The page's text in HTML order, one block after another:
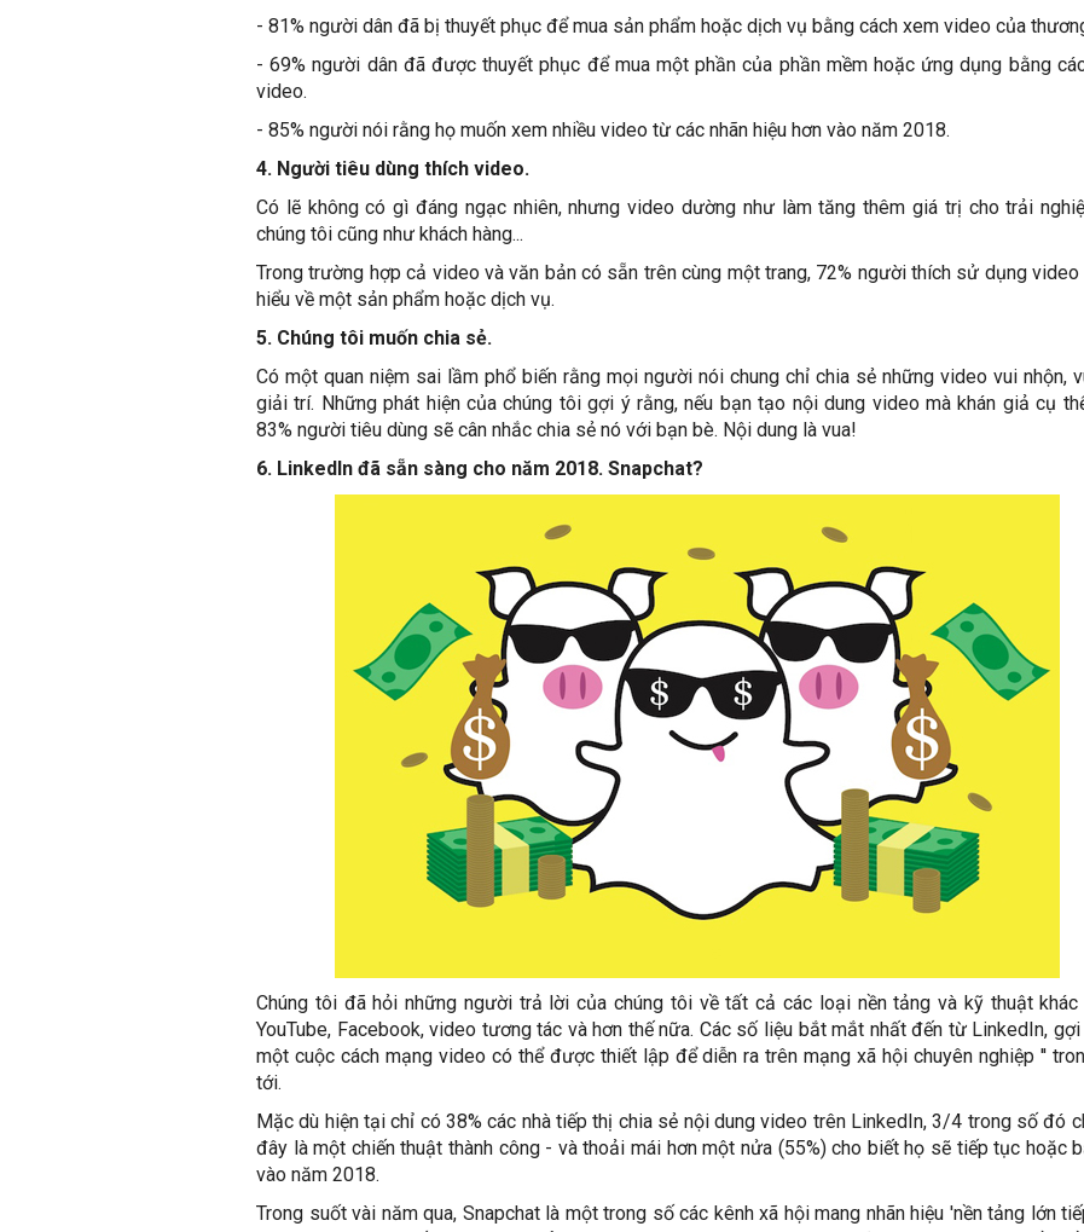
- 81% người dân đã bị thuyết phục để mua sản phẩm hoặc dịch vụ bằng cách xem video của
- 69% người dân đã được thuyết phục để mua một phần của phần mềm hoặc ứng dụng bằng
video.
- 85% người nói rằng họ muốn xem nhiều video từ các nhãn hiệu hơn vào năm 2018.
4. Người tiêu dùng thích video.
Có lẽ không có gì đáng ngạc nhiên, nhưng video dường như làm tăng thêm giá trị cho trải
chúng tôi cũng như khách hàng...
Trong trường hợp cả video và văn bản có sẵn trên cùng một trang, 72% người thích sử dụng
hiểu về một sản phẩm hoặc dịch vụ.
5. Chúng tôi muốn chia sẻ.
Có một quan niệm sai lầm phổ biến rằng mọi người nói chung chỉ chia sẻ những video vui nhộn,
giải trí. Những phát hiện của chúng tôi gợi ý rằng, nếu bạn tạo nội dung video mà khán giả cụ
83% người tiêu dùng sẽ cân nhắc chia sẻ nó với bạn bè. Nội dung là vua!
6. LinkedIn đã sẵn sàng cho năm 2018. Snapchat?
Chúng tôi đã hỏi những người trả lời của chúng tôi về tất cả các loại nền tảng và kỹ thuật khác
YouTube, Facebook, video tương tác và hơn thế nữa. Các số liệu bắt mắt nhất đến từ LinkedIn,
một cuộc cách mạng video có thể được thiết lập để diễn ra trên mạng xã hội chuyên nghiệp ''
tới.
Mặc dù hiện tại chỉ có 38% các nhà tiếp thị chia sẻ nội dung video trên LinkedIn, 3/4 trong số đó
đây là một chiến thuật thành công - và thoải mái hơn một nửa (55%) cho biết họ sẽ tiếp tục hoặc
vào năm 2018.
Trong suốt vài năm qua, Snapchat là một trong số các kênh xã hội mang nhãn hiệu 'nền tảng lớn